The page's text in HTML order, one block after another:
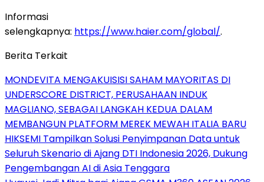
Informasi
selengkapnya: https://www.haier.com/global/.
Berita Terkait
MONDEVITA MENGAKUISISI SAHAM MAYORITAS DI
UNDERSCORE DISTRICT, PERUSAHAAN INDUK
MAGLIANO, SEBAGAI LANGKAH KEDUA DALAM
MEMBANGUN PLATFORM MEREK MEWAH ITALIA BARU
HIKSEMI Tampilkan Solusi Penyimpanan Data untuk
Seluruh Skenario di Ajang DTI Indonesia 2026, Dukung
Pengembangan AI di Asia Tenggara